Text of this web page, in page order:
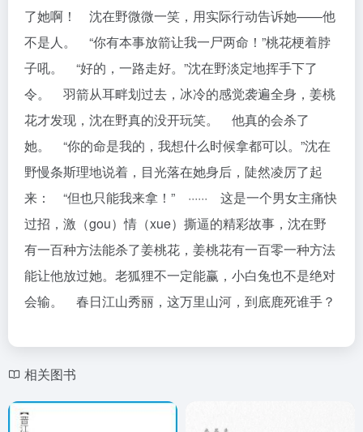
了她啊！ 沈在野微微一笑，用实际行动告诉她——他
不是人。 “你有本事放箭让我一尸两命！”桃花梗着脖
子吼。 “好的，一路走好。”沈在野淡定地挥手下了
令。 羽箭从耳畔划过去，冰冷的感觉袭遍全身，姜桃
花才发现，沈在野真的没开玩笑。 他真的会杀了
她。 “你的命是我的，我想什么时候拿都可以。”沈在
野慢条斯理地说着，目光落在她身后，陡然凌厉了起
来： “但也只能我来拿！” ······ 这是一个男女主痛快
过招，激（gou）情（xue）撕逼的精彩故事，沈在野
有一百种方法能杀了姜桃花，姜桃花有一百零一种方法
能让他放过她。老狐狸不一定能赢，小白兔也不是绝对
会输。 春日江山秀丽，这万里山河，到底鹿死谁手？
相关图书